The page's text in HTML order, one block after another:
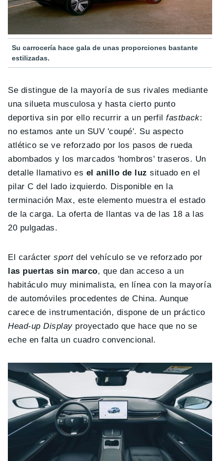
Su carrocería hace gala de unas proporciones bastante
estilizadas.
Se distingue de la mayoría de sus rivales mediante
una silueta musculosa y hasta cierto punto
deportiva sin por ello recurrir a un perfilfastback:
no estamos ante un SUV 'coupé'. Su aspecto
atlético se ve reforzado por los pasos de rueda
abombados y los marcados 'hombros' traseros. Un
detalle llamativo es el anillo de luz situado en el
pilar C del lado izquierdo. Disponible en la
terminación Max, este elemento muestra el estado
de la carga. La oferta de llantas va de las 18 a las
20 pulgadas.
El caráctersportdel vehículo se ve reforzado por
las puertas sin marco, que dan acceso a un
habitáculo muy minimalista, en línea con la mayoría
de automóviles procedentes de China. Aunque
carece de instrumentación, dispone de un práctico
Head-up Displayproyectado que hace que no se
eche en falta un cuadro convencional.